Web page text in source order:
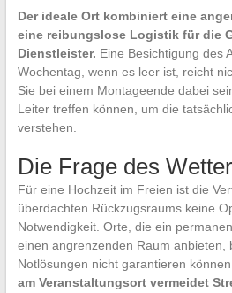
Der ideale Ort kombiniert eine
eine reibungslose Logistik für die
Dienstleister. Eine Besichtigung des
Wochentag, wenn es leer ist, reicht
Sie bei einem Montageende dabei
Leiter treffen können, um die
verstehen.
Die Frage des
Für eine Hochzeit im Freien ist die
überdachten Rückzugsraums keine
Notwendigkeit. Orte, die ein
einen angrenzenden Raum anbieten,
Notlösungen nicht garantieren
am Veranstaltungsort vermeidet